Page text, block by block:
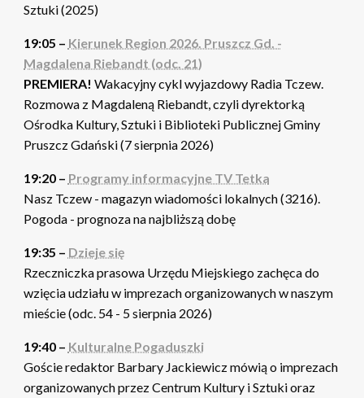
Sztuki (2025)
19:05 – Kierunek Region 2026. Pruszcz Gd. -
Magdalena Riebandt (odc. 21)
PREMIERA! Wakacyjny cykl wyjazdowy Radia Tczew.
Rozmowa z Magdaleną Riebandt, czyli dyrektorką
Ośrodka Kultury, Sztuki i Biblioteki Publicznej Gminy
Pruszcz Gdański (7 sierpnia 2026)
19:20 – Programy informacyjne TV Tetka
Nasz Tczew - magazyn wiadomości lokalnych (3216).
Pogoda - prognoza na najbliższą dobę
19:35 – Dzieje się
Rzeczniczka prasowa Urzędu Miejskiego zachęca do
wzięcia udziału w imprezach organizowanych w naszym
mieście (odc. 54 - 5 sierpnia 2026)
19:40 – Kulturalne Pogaduszki
Goście redaktor Barbary Jackiewicz mówią o imprezach
organizowanych przez Centrum Kultury i Sztuki oraz